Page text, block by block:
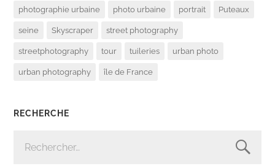
photographie urbaine photo urbaine portrait Puteaux
seine Skyscraper street photography
streetphotography tour tuileries urban photo
urban photography île de France
RECHERCHE